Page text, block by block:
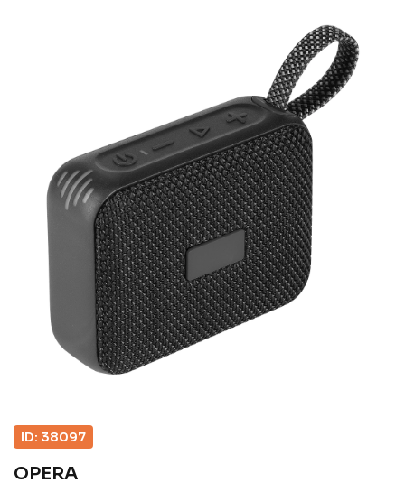
ID: 38097
OPERA